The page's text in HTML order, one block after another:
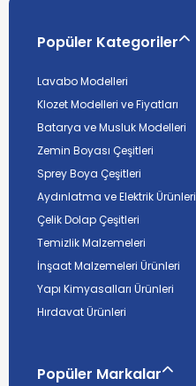
Popüler Kategoriler
Lavabo Modelleri
Klozet Modelleri ve Fiyatları
Batarya ve Musluk Modelleri
Zemin Boyası Çeşitleri
Sprey Boya Çeşitleri
Aydınlatma ve Elektrik Ürünleri
Çelik Dolap Çeşitleri
Temizlik Malzemeleri
İnşaat Malzemeleri Ürünleri
Yapı Kimyasalları Ürünleri
Hırdavat Ürünleri
Popüler Markalar